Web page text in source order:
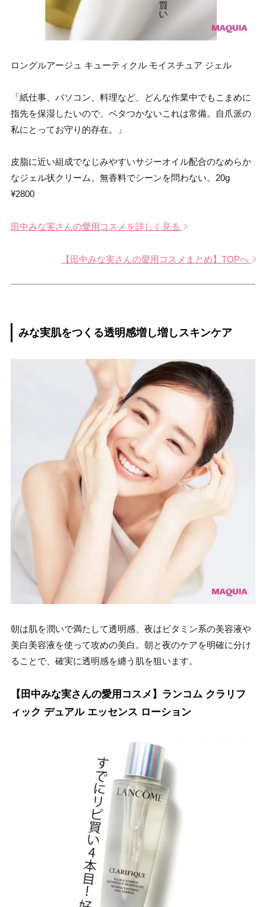
ロングルアージュ キューティクル モイスチュア ジェル
「紙仕事、パソコン、料理など、どんな作業中でもこまめに
指先を保湿したいので、ベタつかないこれは常備。自爪派の
私にとってお守り的存在。」
皮脂に近い組成でなじみやすいサジーオイル配合のなめらか
なジェル状クリーム。無香料でシーンを問わない。20g
¥2800
田中みな実さんの愛用コスメを詳しく見る
【田中みな実さんの愛用コスメまとめ】TOPへ
みな実肌をつくる透明感増し増しスキンケア
朝は肌を潤いで満たして透明感、夜はビタミン系の美容液や
美白美容液を使って攻めの美白。朝と夜のケアを明確に分け
ることで、確実に透明感を纏う肌を狙います。
【田中みな実さんの愛用コスメ】ランコム クラリフ
ィック デュアル エッセンス ローション